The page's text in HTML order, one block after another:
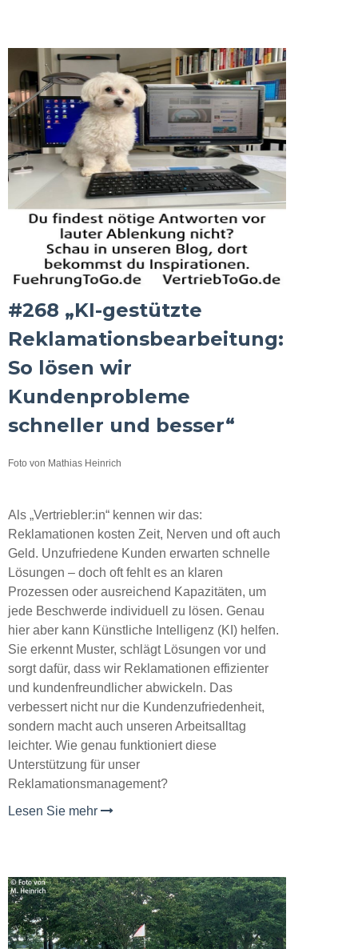
#268 „KI-gestützte
Reklamationsbearbeitung:
So lösen wir
Kundenprobleme
schneller und besser“
Foto von Mathias Heinrich
Als „Vertriebler:in“ kennen wir das:
Reklamationen kosten Zeit, Nerven und oft auch
Geld. Unzufriedene Kunden erwarten schnelle
Lösungen – doch oft fehlt es an klaren
Prozessen oder ausreichend Kapazitäten, um
jede Beschwerde individuell zu lösen. Genau
hier aber kann Künstliche Intelligenz (KI) helfen.
Sie erkennt Muster, schlägt Lösungen vor und
sorgt dafür, dass wir Reklamationen effizienter
und kundenfreundlicher abwickeln. Das
verbessert nicht nur die Kundenzufriedenheit,
sondern macht auch unseren Arbeitsalltag
leichter. Wie genau funktioniert diese
Unterstützung für unser
Reklamationsmanagement?
Lesen Sie mehr